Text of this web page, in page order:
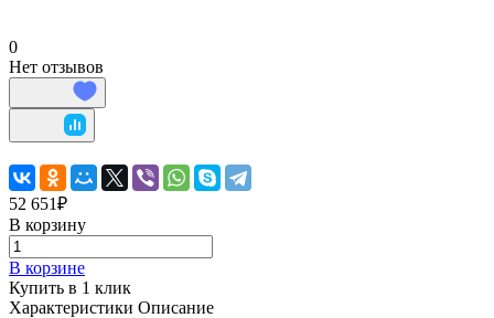
0
Нет отзывов
52 651₽
В корзину
В корзине
Купить в 1 клик
Характеристики Описание